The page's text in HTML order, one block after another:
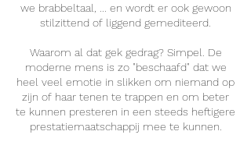
we brabbeltaal, ... en wordt er ook gewoon
stilzittend of liggend gemediteerd.
Waarom al dat gek gedrag? Simpel. De
moderne mens is zo "beschaafd" dat we
heel veel emotie in slikken om niemand op
zijn of haar tenen te trappen en om beter
te kunnen presteren in een steeds heftigere
prestatiemaatschappij mee te kunnen.